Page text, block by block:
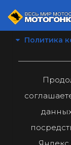
Политика